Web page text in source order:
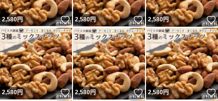
2,580円 いいね！
2,580円 いいね！
2,580円
2,580円 いいね！
2,580円 いいね！
2,580円